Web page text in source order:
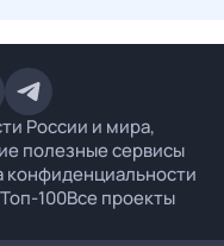
России и мира,
полезные сервисы
конфиденциальности
Топ-100Все проекты